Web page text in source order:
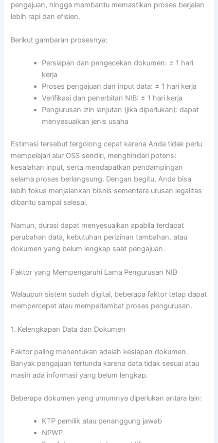
pengajuan, hingga membantu memastikan proses berjalan
lebih rapi dan efisien.
Berikut gambaran prosesnya:
Persiapan dan pengecekan dokumen: ± 1 hari
kerja
Proses pengajuan dan input data: ± 1 hari kerja
Verifikasi dan penerbitan NIB: ± 1 hari kerja
Pengurusan izin lanjutan (jika diperlukan): dapat
menyesuaikan jenis usaha
Estimasi tersebut tergolong cepat karena Anda tidak perlu
mempelajari alur OSS sendiri, menghindari potensi
kesalahan input, serta mendapatkan pendampingan
selama proses berlangsung. Dengan begitu, Anda bisa
lebih fokus menjalankan bisnis sementara urusan legalitas
dibantu sampai selesai.
Namun, durasi dapat menyesuaikan apabila terdapat
perubahan data, kebutuhan perizinan tambahan, atau
dokumen yang belum lengkap saat pengajuan.
Faktor yang Mempengaruhi Lama Pengurusan NIB
Walaupun sistem sudah digital, beberapa faktor tetap dapat
mempercepat atau memperlambat proses pengurusan.
1. Kelengkapan Data dan Dokumen
Faktor paling menentukan adalah kesiapan dokumen.
Banyak pengajuan tertunda karena data tidak sesuai atau
masih ada informasi yang belum lengkap.
Beberapa dokumen yang umumnya diperlukan antara lain:
KTP pemilik atau penanggung jawab
NPWP